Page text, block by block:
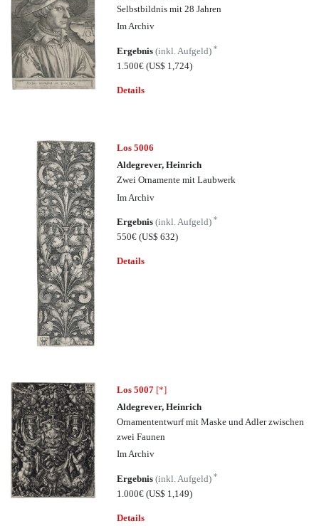
Selbstbildnis mit 28 Jahren
Im Archiv
Ergebnis(inkl. Aufgeld)*
1.500€(US$ 1,724)
Details
Los 5006
Aldegrever, Heinrich
Zwei Ornamente mit Laubwerk
Im Archiv
Ergebnis(inkl. Aufgeld)*
550€(US$ 632)
Details
Los 5007 [*]
Aldegrever, Heinrich
Ornamententwurf mit Maske und Adler zwischen
zwei Faunen
Im Archiv
Ergebnis(inkl. Aufgeld)*
1.000€(US$ 1,149)
Details